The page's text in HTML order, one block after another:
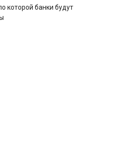
которой банки будут